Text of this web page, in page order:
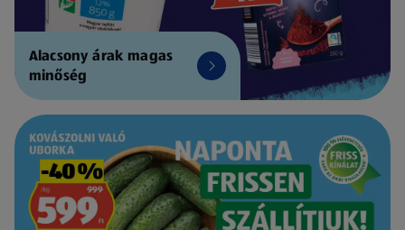
Alacsony árak magas
minőség